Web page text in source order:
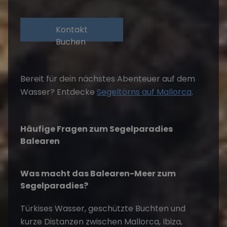
Kontakt
Buchen
Bereit für dein nächstes Abenteuer auf dem
Wasser? Entdecke Segeltörns auf Mallorca.
Häufige Fragen zum Segelparadies
Balearen
Was macht das Balearen-Meer zum
Segelparadies?
Türkises Wasser, geschützte Buchten und
kurze Distanzen zwischen Mallorca, Ibiza,